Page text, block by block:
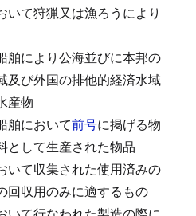
いて狩猟又は漁ろうにより
舶により公海並びに本邦の
及び外国の排他的経済水域
産物
舶において前号に掲げる物
として生産された物品
いて収集された使用済みの
回収用のみに適するもの